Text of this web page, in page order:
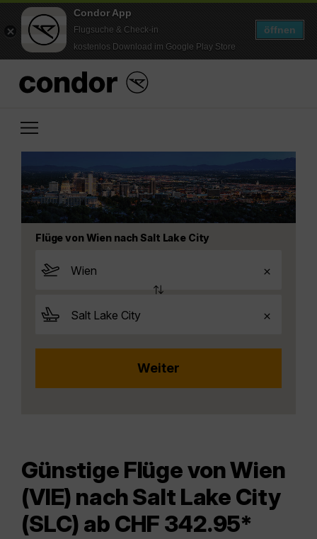
Condor App
Flugsuche & Check-in
kostenlos Download im Google Play Store
öffnen
Flüge von Wien nach Salt Lake City
Günstige Flüge von Wien
(VIE) nach Salt Lake City
(SLC) ab CHF 342.95*